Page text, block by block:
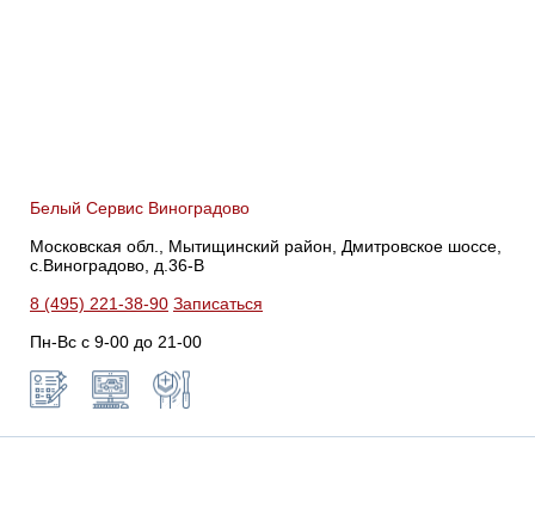
Белый Сервис Виноградово
Московская обл., Мытищинский район, Дмитровское шоссе,
с.Виноградово, д.36-В
8 (495) 221-38-90 Записаться
Пн-Вс с 9-00 до 21-00